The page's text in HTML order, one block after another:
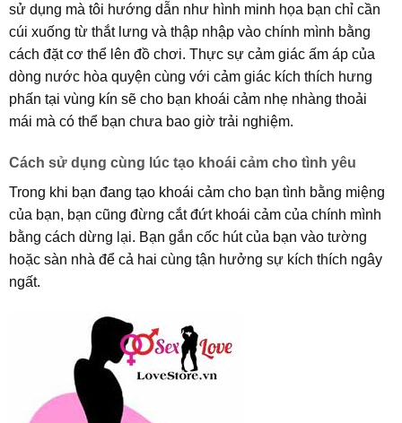
sử dụng mà tôi hướng dẫn như hình minh họa bạn chỉ cần
cúi xuống từ thắt lưng và thập nhập vào chính mình bằng
cách đặt cơ thể lên đồ chơi. Thực sự cảm giác ấm áp của
dòng nước hòa quyện cùng với cảm giác kích thích hưng
phấn tại vùng kín sẽ cho bạn khoái cảm nhẹ nhàng thoải
mái mà có thể bạn chưa bao giờ trải nghiệm.
Cách sử dụng cùng lúc tạo khoái cảm cho tình yêu
Trong khi bạn đang tạo khoái cảm cho bạn tình bằng miệng
của bạn, bạn cũng đừng cắt đứt khoái cảm của chính mình
bằng cách dừng lại. Bạn gắn cốc hút của bạn vào tường
hoặc sàn nhà để cả hai cùng tận hưởng sự kích thích ngây
ngất.